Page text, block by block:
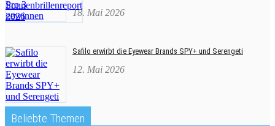
18. Mai 2026
Safilo erwirbt die Eyewear Brands SPY+ und Serengeti
12. Mai 2026
Beliebte Themen